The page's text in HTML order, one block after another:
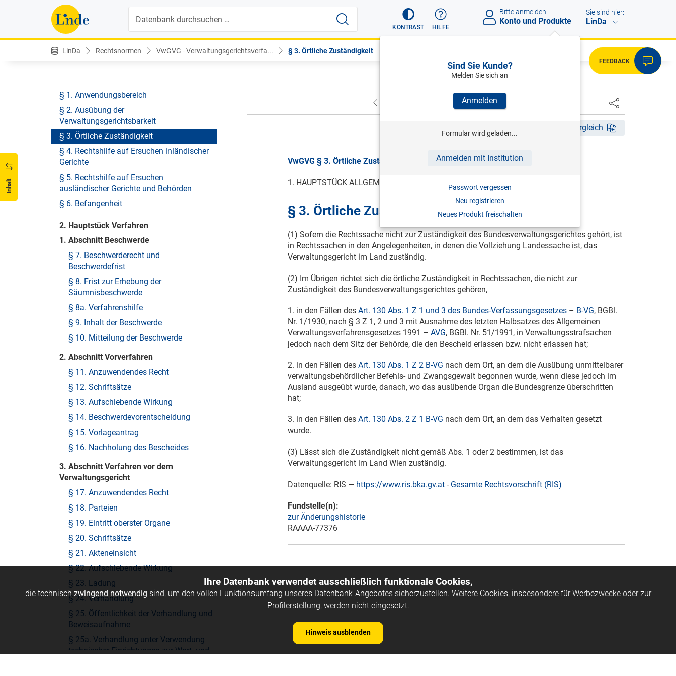
KONTRAST HILFE
Bitte anmelden
Konto und Produkte
Sind Sie Kunde?
Melden Sie sich an
Anmelden
Formular wird geladen...
Anmelden mit Institution
Passwort vergessen
Neu registrieren
Neues Produkt freischalten
Sie sind hier:
LinDa
LinDa Rechtsnormen VwGVG - Verwaltungsgerichtsverfa... § 3. Örtliche Zuständigkeit
FEEDBACK
Inhalt
§ 1. Anwendungsbereich
§ 2. Ausübung der
Verwaltungsgerichtsbarkeit
§ 3. Örtliche Zuständigkeit
§ 4. Rechtshilfe auf Ersuchen inländischer
Gerichte
§ 5. Rechtshilfe auf Ersuchen
ausländischer Gerichte und Behörden
§ 6. Befangenheit
2. Hauptstück Verfahren
1. Abschnitt Beschwerde
§ 7. Beschwerderecht und
Beschwerdefrist
§ 8. Frist zur Erhebung der
Säumnisbeschwerde
§ 8a. Verfahrenshilfe
§ 9. Inhalt der Beschwerde
§ 10. Mitteilung der Beschwerde
2. Abschnitt Vorverfahren
§ 11. Anzuwendendes Recht
§ 12. Schriftsätze
§ 13. Aufschiebende Wirkung
§ 14. Beschwerdevorentscheidung
§ 15. Vorlageantrag
§ 16. Nachholung des Bescheides
3. Abschnitt Verfahren vor dem
Verwaltungsgericht
§ 17. Anzuwendendes Recht
§ 18. Parteien
§ 19. Eintritt oberster Organe
§ 20. Schriftsätze
§ 21. Akteneinsicht
§ 22. Aufschiebende Wirkung
§ 23. Ladung
§ 24. Verhandlung
§ 25. Öffentlichkeit der Verhandlung und
Beweisaufnahme
§ 25a. Verhandlung unter Verwendung
technischer Einrichtungen zur Wort- und
NÄCHSTER
Fassungsvergleich
VwGVG § 3. Örtliche Zuständigkeit, BGBl. I Nr. 138/2017, gültig ab 01.01.2019
1. HAUPTSTÜCK ALLGEMEINE BESTIMMUNGEN
§ 3. Örtliche Zuständigkeit
(1) Sofern die Rechtssache nicht zur Zuständigkeit des Bundesverwaltungsgerichtes gehört, ist
in Rechtssachen in den Angelegenheiten, in denen die Vollziehung Landessache ist, das
Verwaltungsgericht im Land zuständig.
(2) Im Übrigen richtet sich die örtliche Zuständigkeit in Rechtssachen, die nicht zur
Zuständigkeit des Bundesverwaltungsgerichtes gehören,
1. in den Fällen des Art. 130 Abs. 1 Z 1 und 3 des Bundes-Verfassungsgesetzes – B-VG, BGBl.
Nr. 1/1930, nach § 3 Z 1, 2 und 3 mit Ausnahme des letzten Halbsatzes des Allgemeinen
Verwaltungsverfahrensgesetzes 1991 – AVG, BGBl. Nr. 51/1991, in Verwaltungsstrafsachen
jedoch nach dem Sitz der Behörde, die den Bescheid erlassen bzw. nicht erlassen hat;
2. in den Fällen des Art. 130 Abs. 1 Z 2 B-VG nach dem Ort, an dem die Ausübung unmittelbarer
verwaltungsbehördlicher Befehls- und Zwangsgewalt begonnen wurde, wenn diese jedoch im
Ausland ausgeübt wurde, danach, wo das ausübende Organ die Bundesgrenze überschritten
hat;
3. in den Fällen des Art. 130 Abs. 2 Z 1 B-VG nach dem Ort, an dem das Verhalten gesetzt
wurde.
(3) Lässt sich die Zuständigkeit nicht gemäß Abs. 1 oder 2 bestimmen, ist das
Verwaltungsgericht im Land Wien zuständig.
Datenquelle: RIS — https://www.ris.bka.gv.at - Gesamte Rechtsvorschrift (RIS)
Fundstelle(n):
zur Änderungshistorie
RAAAA-77376
Ihre Datenbank verwendet ausschließlich funktionale Cookies,
die technischzwingend notwendig sind, um den vollen Funktionsumfang unseres Datenbank-Angebotes sicherzustellen. Weitere Cookies, insbesondere für Werbezwecke oder zur
Profilerstellung, werden nicht eingesetzt.
Hinweis ausblenden